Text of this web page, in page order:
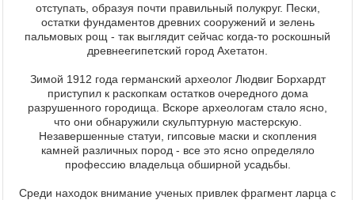
отступать, образуя почти правильный полукруг. Пески,
остатки фундаментов древних сооружений и зелень
пальмовых рощ - так выглядит сейчас когда-то роскошный
древнеегипетский город Ахетатон.
Зимой 1912 года германский археолог Людвиг Борхардт
приступил к раскопкам остатков очередного дома
разрушенного городища. Вскоре археологам стало ясно,
что они обнаружили скульптурную мастерскую.
Незавершенные статуи, гипсовые маски и скопления
камней различных пород - все это ясно определяло
профессию владельца обширной усадьбы.
Среди находок внимание ученых привлек фрагмент ларца с